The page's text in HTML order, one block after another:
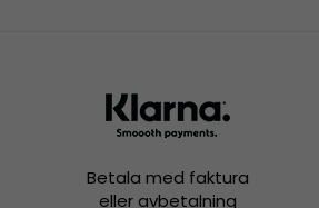
Betala med faktura
eller avbetalning